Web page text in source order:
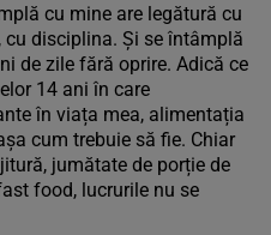
cu mine are legătură cu
cu disciplina. Și se întâmplă
de zile fără oprire. Adică ce
14 ani în care
în viața mea, alimentația
cum trebuie să fie. Chiar
jumătate de porție de
food, lucrurile nu se